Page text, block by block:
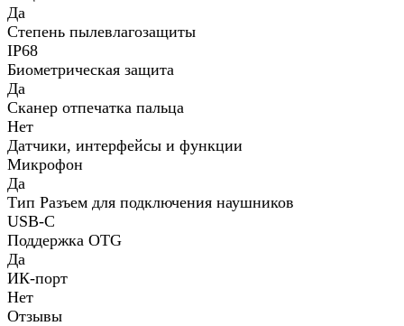
Да
Степень пылевлагозащиты
IP68
Биометрическая защита
Да
Сканер отпечатка пальца
Нет
Датчики, интерфейсы и функции
Микрофон
Да
Тип Разъем для подключения наушников
USB-C
Поддержка OTG
Да
ИК-порт
Нет
Отзывы